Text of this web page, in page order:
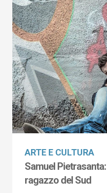
ARTE E CULTURA
Samuel
ragazzo del Sud